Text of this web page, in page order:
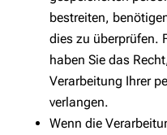
bestreiten,
dies zu überprüfen.
haben Sie das
Verarbeitung Ihrer
verlangen.
Wenn die